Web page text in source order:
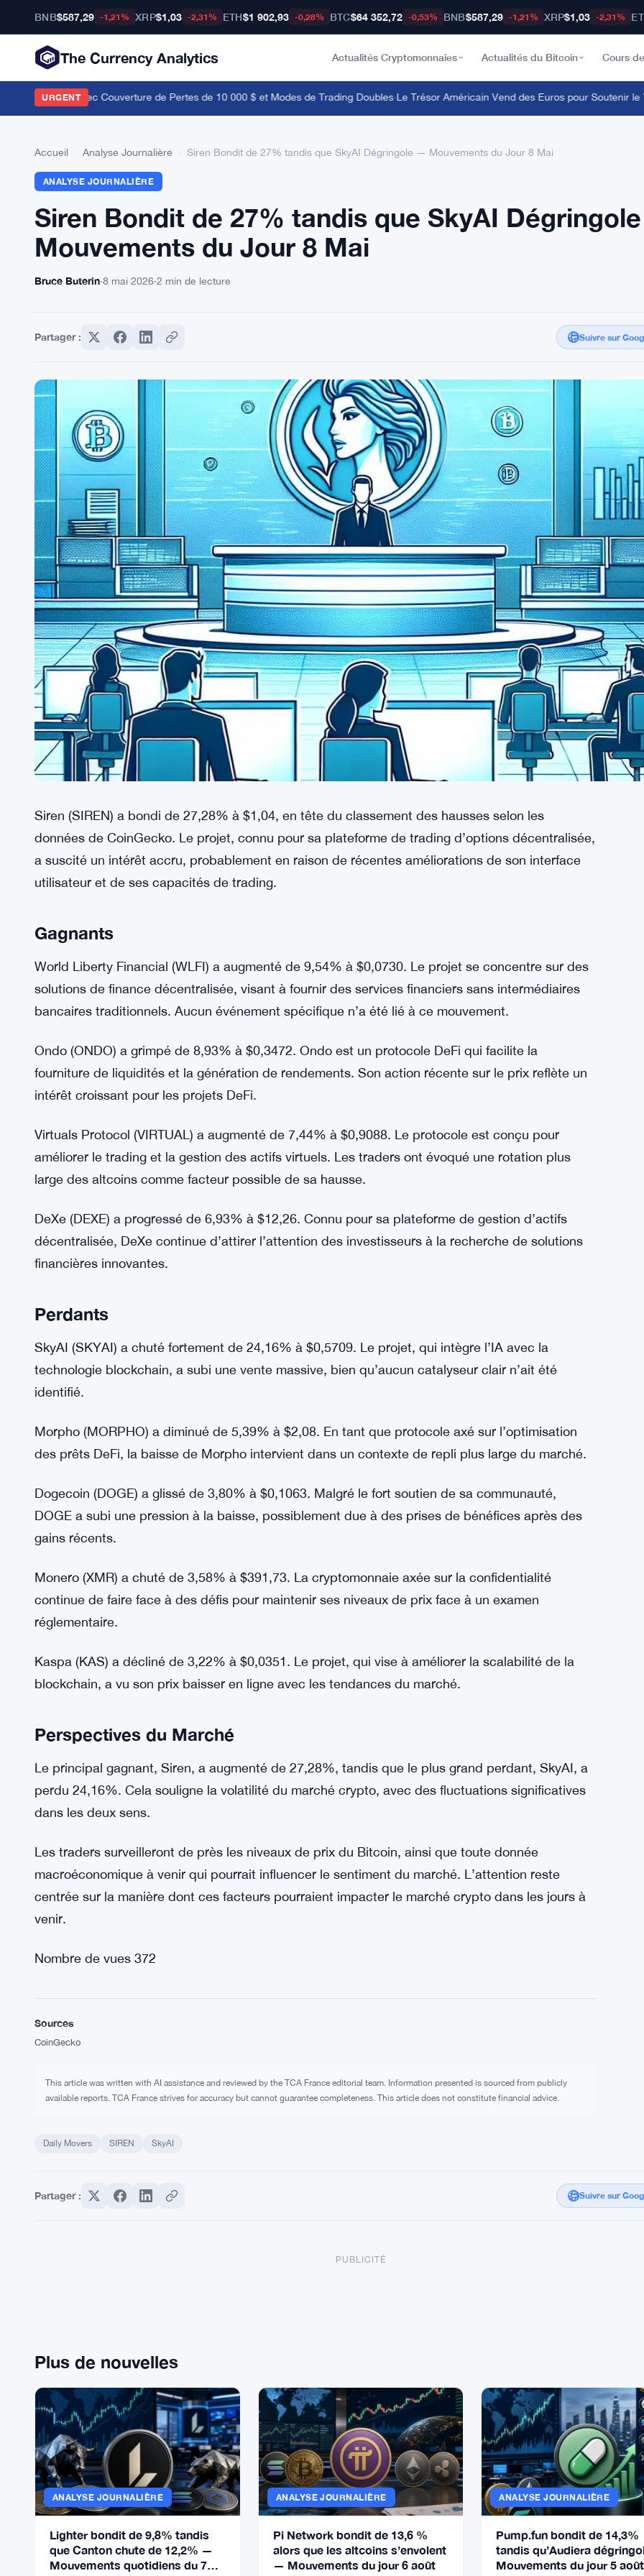
BNB$587,29 -1,21% XRP$1,03 -2,31% ETH$1 902,93 -0,28% BTC$64 352,72 -0,53% BNB$587,29 -1,21% XRP$1,03 -2,31%
The Currency Analytics Actualités Cryptomonnaies Actualités du Bitcoin Cours
URGENT
Lance avec Couverture de Pertes de 10 000 $ et Modes de Trading Doubles·Le Trésor Américain Vend des Euros pour Soutenir le
Accueil Analyse Journalière Siren Bondit de 27% tandis que SkyAI Dégringole — Mouvements du Jour 8 Mai
ANALYSE JOURNALIÈRE
Siren Bondit de 27% tandis que SkyAI
Mouvements du Jour 8 Mai
Bruce Buterin·8 mai 2026·2 min de lecture
Partager : Suivre sur
Siren (SIREN) a bondi de 27,28% à $1,04, en tête du classement des hausses selon les
données de CoinGecko. Le projet, connu pour sa plateforme de trading d’options décentralisée,
a suscité un intérêt accru, probablement en raison de récentes améliorations de son interface
utilisateur et de ses capacités de trading.
Gagnants
World Liberty Financial (WLFI) a augmenté de 9,54% à $0,0730. Le projet se concentre sur des
solutions de finance décentralisée, visant à fournir des services financiers sans intermédiaires
bancaires traditionnels. Aucun événement spécifique n’a été lié à ce mouvement.
Ondo (ONDO) a grimpé de 8,93% à $0,3472. Ondo est un protocole DeFi qui facilite la
fourniture de liquidités et la génération de rendements. Son action récente sur le prix reflète un
intérêt croissant pour les projets DeFi.
Virtuals Protocol (VIRTUAL) a augmenté de 7,44% à $0,9088. Le protocole est conçu pour
améliorer le trading et la gestion des actifs virtuels. Les traders ont évoqué une rotation plus
large des altcoins comme facteur possible de sa hausse.
DeXe (DEXE) a progressé de 6,93% à $12,26. Connu pour sa plateforme de gestion d’actifs
décentralisée, DeXe continue d’attirer l’attention des investisseurs à la recherche de solutions
financières innovantes.
Perdants
SkyAI (SKYAI) a chuté fortement de 24,16% à $0,5709. Le projet, qui intègre l’IA avec la
technologie blockchain, a subi une vente massive, bien qu’aucun catalyseur clair n’ait été
identifié.
Morpho (MORPHO) a diminué de 5,39% à $2,08. En tant que protocole axé sur l’optimisation
des prêts DeFi, la baisse de Morpho intervient dans un contexte de repli plus large du marché.
Dogecoin (DOGE) a glissé de 3,80% à $0,1063. Malgré le fort soutien de sa communauté,
DOGE a subi une pression à la baisse, possiblement due à des prises de bénéfices après des
gains récents.
Monero (XMR) a chuté de 3,58% à $391,73. La cryptomonnaie axée sur la confidentialité
continue de faire face à des défis pour maintenir ses niveaux de prix face à un examen
réglementaire.
Kaspa (KAS) a décliné de 3,22% à $0,0351. Le projet, qui vise à améliorer la scalabilité de la
blockchain, a vu son prix baisser en ligne avec les tendances du marché.
Perspectives du Marché
Le principal gagnant, Siren, a augmenté de 27,28%, tandis que le plus grand perdant, SkyAI, a
perdu 24,16%. Cela souligne la volatilité du marché crypto, avec des fluctuations significatives
dans les deux sens.
Les traders surveilleront de près les niveaux de prix du Bitcoin, ainsi que toute donnée
macroéconomique à venir qui pourrait influencer le sentiment du marché. L’attention reste
centrée sur la manière dont ces facteurs pourraient impacter le marché crypto dans les jours à
venir.
Nombre de vues 372
Sources
CoinGecko
This article was written with AI assistance and reviewed by the TCA France editorial team. Information presented is sourced from publicly
available reports. TCA France strives for accuracy but cannot guarantee completeness. This article does not constitute financial advice.
Daily Movers SIREN SkyAI
Partager : Suivre sur
PUBLICITÉ
Plus de nouvelles